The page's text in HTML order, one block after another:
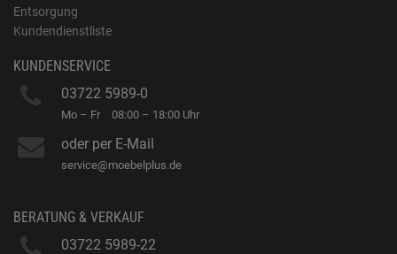
Entsorgung
Kundendienstliste
KUNDENSERVICE
03722 5989-0
Mo – Fr 08:00 – 18:00 Uhr
oder per E-Mail
service@moebelplus.de
BERATUNG & VERKAUF
03722 5989-22